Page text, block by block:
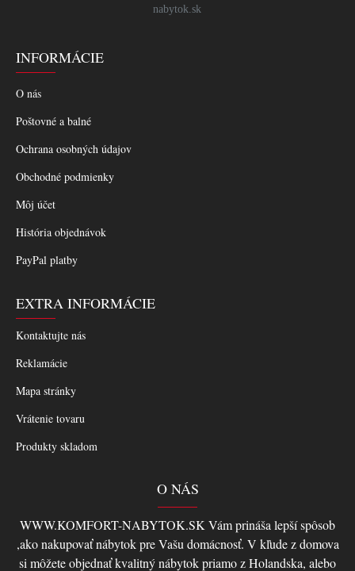
nabytok.sk
INFORMÁCIE
O nás
Poštovné a balné
Ochrana osobných údajov
Obchodné podmienky
Môj účet
História objednávok
PayPal platby
EXTRA INFORMÁCIE
Kontaktujte nás
Reklamácie
Mapa stránky
Vrátenie tovaru
Produkty skladom
O NÁS
WWW.KOMFORT-NABYTOK.SK Vám prináša lepší spôsob
,ako nakupovať nábytok pre Vašu domácnosť. V kľude z domova
si môžete objednať kvalitný nábytok priamo z Holandska, alebo